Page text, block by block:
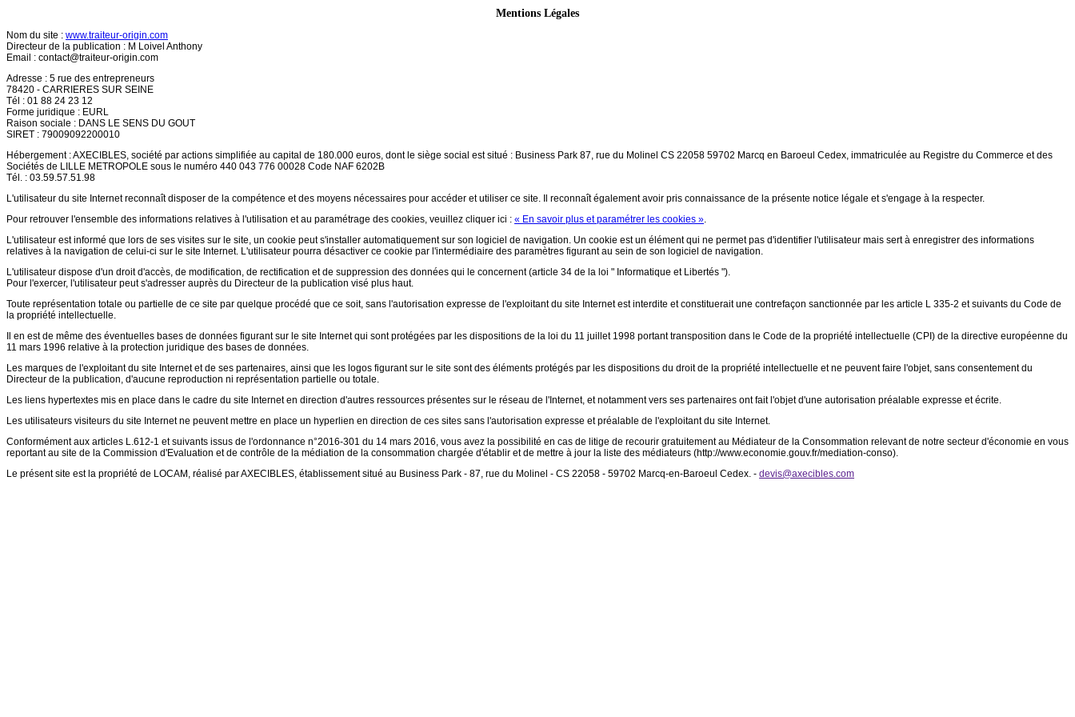
Mentions Légales
Nom du site : www.traiteur-origin.com
Directeur de la publication : M Loivel Anthony
Email : contact@traiteur-origin.com
Adresse : 5 rue des entrepreneurs
78420 - CARRIERES SUR SEINE
Tél : 01 88 24 23 12
Forme juridique : EURL
Raison sociale : DANS LE SENS DU GOUT
SIRET : 79009092200010
Hébergement : AXECIBLES, société par actions simplifiée au capital de 180.000 euros, dont le siège social est situé : Business Park 87, rue du Molinel CS 22058 59702 Marcq en Baroeul Cedex, immatriculée au Registre du Commerce et des
Sociétés de LILLE METROPOLE sous le numéro 440 043 776 00028 Code NAF 6202B
Tél. : 03.59.57.51.98
L'utilisateur du site Internet reconnaît disposer de la compétence et des moyens nécessaires pour accéder et utiliser ce site. Il reconnaît également avoir pris connaissance de la présente notice légale et s'engage à la respecter.
Pour retrouver l'ensemble des informations relatives à l'utilisation et au paramétrage des cookies, veuillez cliquer ici : « En savoir plus et paramétrer les cookies ».
L'utilisateur est informé que lors de ses visites sur le site, un cookie peut s'installer automatiquement sur son logiciel de navigation. Un cookie est un élément qui ne permet pas d'identifier l'utilisateur mais sert à enregistrer des informations
relatives à la navigation de celui-ci sur le site Internet. L'utilisateur pourra désactiver ce cookie par l'intermédiaire des paramètres figurant au sein de son logiciel de navigation.
L'utilisateur dispose d'un droit d'accès, de modification, de rectification et de suppression des données qui le concernent (article 34 de la loi " Informatique et Libertés ").
Pour l'exercer, l'utilisateur peut s'adresser auprès du Directeur de la publication visé plus haut.
Toute représentation totale ou partielle de ce site par quelque procédé que ce soit, sans l'autorisation expresse de l'exploitant du site Internet est interdite et constituerait une contrefaçon sanctionnée par les article L 335-2 et suivants du Code de
la propriété intellectuelle.
Il en est de même des éventuelles bases de données figurant sur le site Internet qui sont protégées par les dispositions de la loi du 11 juillet 1998 portant transposition dans le Code de la propriété intellectuelle (CPI) de la directive européenne du
11 mars 1996 relative à la protection juridique des bases de données.
Les marques de l'exploitant du site Internet et de ses partenaires, ainsi que les logos figurant sur le site sont des éléments protégés par les dispositions du droit de la propriété intellectuelle et ne peuvent faire l'objet, sans consentement du
Directeur de la publication, d'aucune reproduction ni représentation partielle ou totale.
Les liens hypertextes mis en place dans le cadre du site Internet en direction d'autres ressources présentes sur le réseau de l'Internet, et notamment vers ses partenaires ont fait l'objet d'une autorisation préalable expresse et écrite.
Les utilisateurs visiteurs du site Internet ne peuvent mettre en place un hyperlien en direction de ces sites sans l'autorisation expresse et préalable de l'exploitant du site Internet.
Conformément aux articles L.612-1 et suivants issus de l'ordonnance n°2016-301 du 14 mars 2016, vous avez la possibilité en cas de litige de recourir gratuitement au Médiateur de la Consommation relevant de notre secteur d'économie en vous
reportant au site de la Commission d'Evaluation et de contrôle de la médiation de la consommation chargée d'établir et de mettre à jour la liste des médiateurs (http://www.economie.gouv.fr/mediation-conso).
Le présent site est la propriété de LOCAM, réalisé par AXECIBLES, établissement situé au Business Park - 87, rue du Molinel - CS 22058 - 59702 Marcq-en-Baroeul Cedex. - devis@axecibles.com